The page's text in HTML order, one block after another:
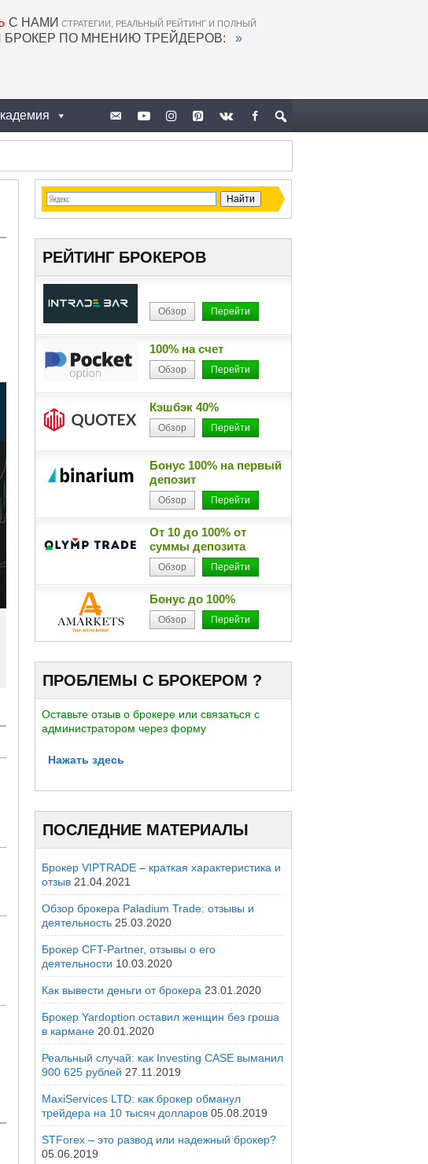
С НАМИ СТРАТЕГИИ, РЕАЛЬНЫЙ РЕЙТИНГ И ПОЛНЫЙ
БРОКЕР ПО МНЕНИЮ ТРЕЙДЕРОВ: »
РЕЙТИНГ БРОКЕРОВ
Обзор Перейти
100% на счет
Обзор Перейти
Кэшбэк 40%
Обзор Перейти
Бонус 100% на первый
депозит
Обзор Перейти
От 10 до 100% от
суммы депозита
Обзор Перейти
Бонус до 100%
Обзор Перейти
ПРОБЛЕМЫ С БРОКЕРОМ ?
Оставьте отзыв о брокере или связаться с
администратором через форму
Нажать здесь
ПОСЛЕДНИЕ МАТЕРИАЛЫ
Брокер VIPTRADE – краткая характеристика и
отзыв 21.04.2021
Обзор брокера Paladium Trade: отзывы и
деятельность 25.03.2020
Брокер CFT-Partner, отзывы о его
деятельности 10.03.2020
Как вывести деньги от брокера 23.01.2020
Брокер Yardoption оставил женщин без гроша
в кармане 20.01.2020
Реальный случай: как Investing CASE выманил
900 625 рублей 27.11.2019
MaxiServices LTD: как брокер обманул
трейдера на 10 тысяч долларов 05.08.2019
STForex – это развод или надежный брокер?
05.06.2019